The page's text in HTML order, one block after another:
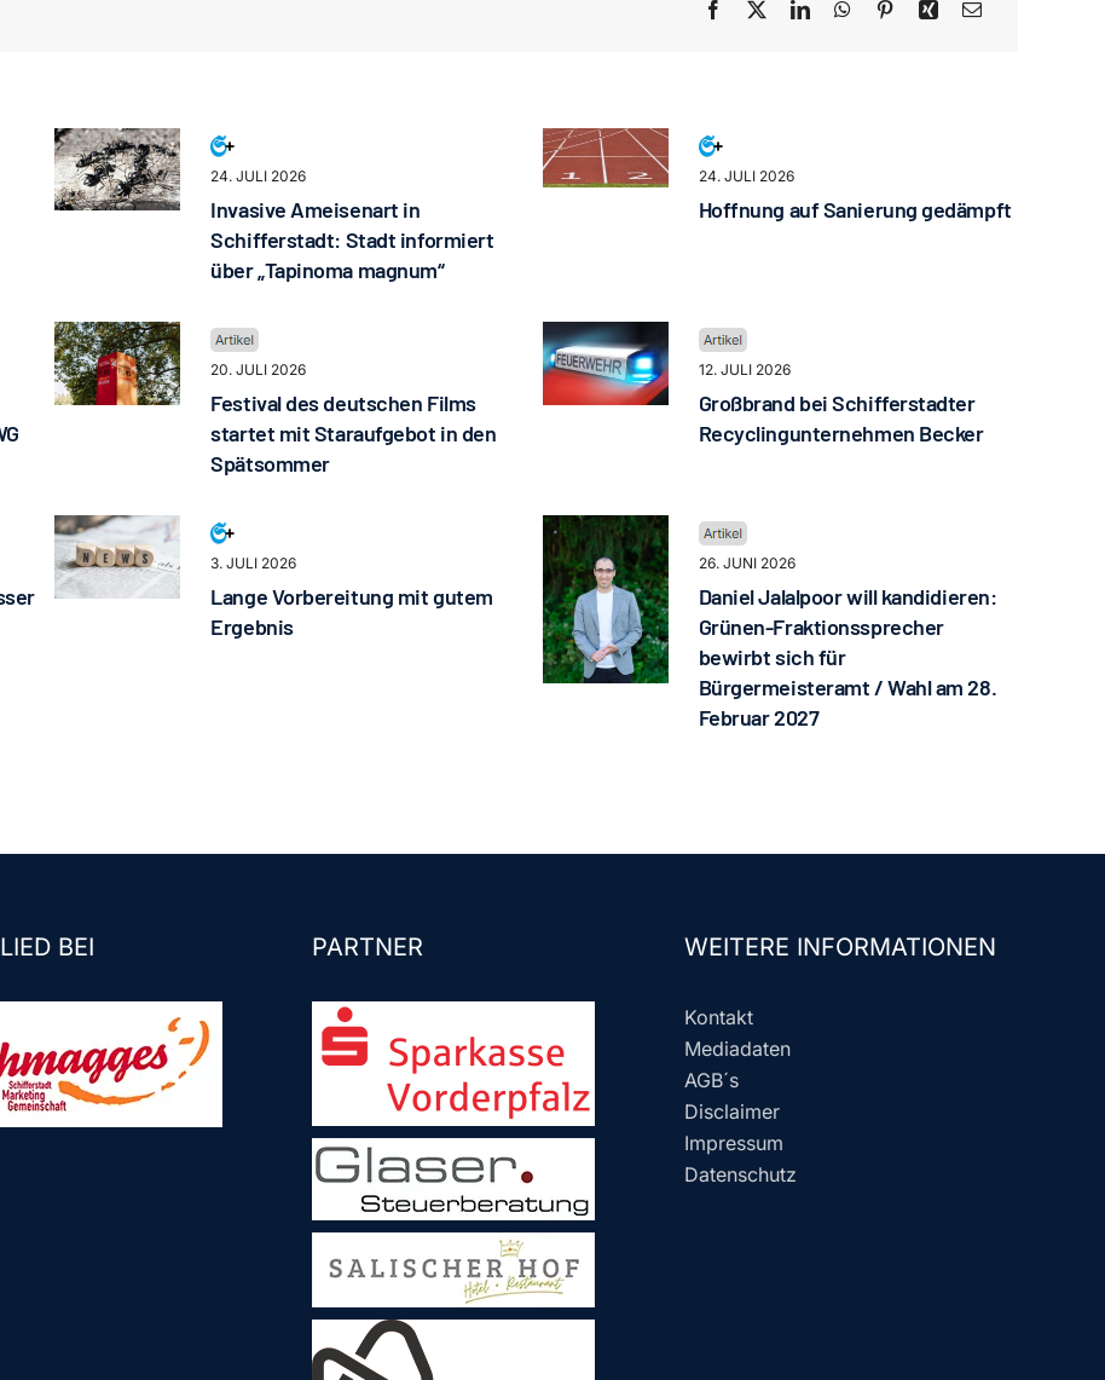
24. JULI 2026
Invasive Ameisenart in
Schifferstadt: Stadt informiert
über „Tapinoma magnum“
24. JULI 2026
Hoffnung auf Sanierung gedämpft
20. JULI 2026
Festival des deutschen Films
startet mit Staraufgebot in den
Spätsommer
12. JULI 2026
Großbrand bei Schifferstadter
Recyclingunternehmen Becker
3. JULI 2026
Lange Vorbereitung mit gutem
Ergebnis
26. JUNI 2026
Daniel Jalalpoor will kandidieren:
Grünen-Fraktionssprecher
bewirbt sich für
Bürgermeisteramt / Wahl am 28.
Februar 2027
BEI PARTNER WEITERE INFORMATIONEN
Kontakt
Mediadaten
AGB´s
Disclaimer
Impressum
Datenschutz